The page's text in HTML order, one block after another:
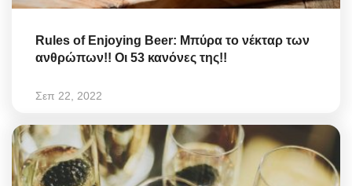
Rules of Enjoying Beer: Μπύρα το νέκταρ των
ανθρώπων!! Οι 53 κανόνες της!!
Σεπ 22, 2022